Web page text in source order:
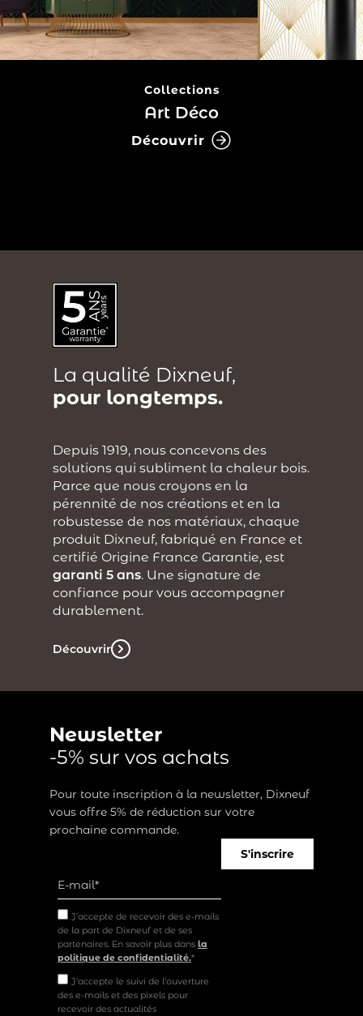
Collections
Art Déco
Découvrir
La qualité Dixneuf,
pour longtemps.
Depuis 1919, nous concevons des
solutions qui subliment la chaleur bois.
Parce que nous croyons en la
pérennité de nos créations et en la
robustesse de nos matériaux, chaque
produit Dixneuf, fabriqué en France et
certifié Origine France Garantie, est
garanti 5 ans. Une signature de
confiance pour vous accompagner
durablement.
Découvrir
Newsletter
-5% sur vos achats
Pour toute inscription à la newsletter, Dixneuf
vous offre 5% de réduction sur votre
prochaine commande.
J’accepte de recevoir des e-mails
de la part de Dixneuf et de ses
partenaires. En savoir plus dans la
politique de confidentialité.*
J'accepte le suivi de l'ouverture
des e-mails et des pixels pour
recevoir des actualités
S'inscrire